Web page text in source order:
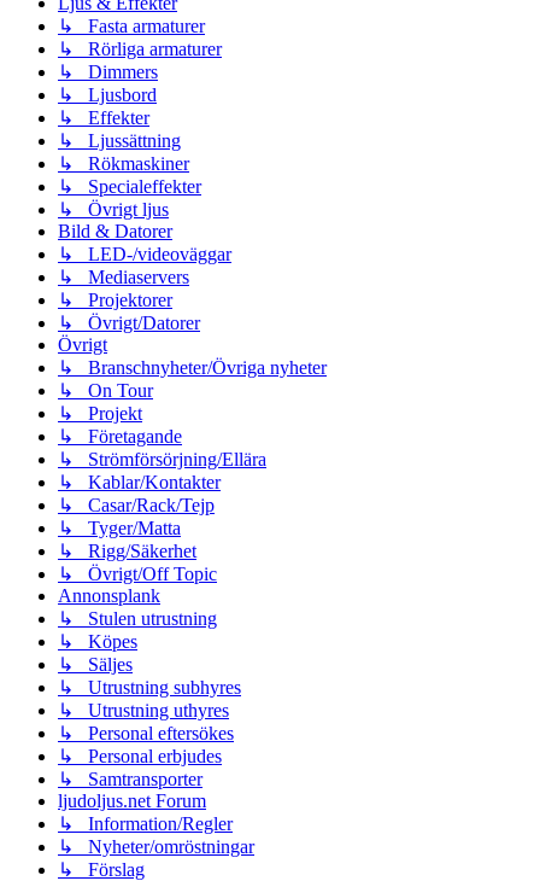
↳ Fasta armaturer
↳ Rörliga armaturer
↳ Dimmers
↳ Ljusbord
↳ Effekter
↳ Ljussättning
↳ Rökmaskiner
↳ Specialeffekter
↳ Övrigt ljus
Bild & Datorer
↳ LED-/videoväggar
↳ Mediaservers
↳ Projektorer
↳ Övrigt/Datorer
Övrigt
↳ Branschnyheter/Övriga nyheter
↳ On Tour
↳ Projekt
↳ Företagande
↳ Strömförsörjning/Ellära
↳ Kablar/Kontakter
↳ Casar/Rack/Tejp
↳ Tyger/Matta
↳ Rigg/Säkerhet
↳ Övrigt/Off Topic
Annonsplank
↳ Stulen utrustning
↳ Köpes
↳ Säljes
↳ Utrustning subhyres
↳ Utrustning uthyres
↳ Personal eftersökes
↳ Personal erbjudes
↳ Samtransporter
ljudoljus.net Forum
↳ Information/Regler
↳ Nyheter/omröstningar
↳ Förslag